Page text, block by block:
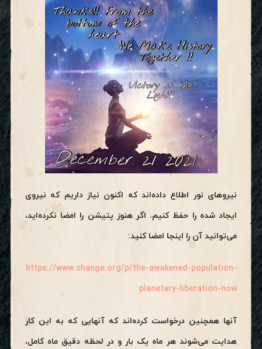
نیروهای نور اطلاع داده‌اند که اکنون نیاز داریم که نیروی
ایجاد شده را حفظ کنیم. اگر هنوز پتیشن را امضا نکرده‌اید،
می‌توانید آن را اینجا امضا کنید:
https://www.change.org/p/the-awakened-population-
planetary-liberation-now
آنها همچنین درخواست کرده‌اند که آنهایی که به این کار
هدایت می‌شوند هر ماه یک بار و در لحظه دقیق ماه کامل،